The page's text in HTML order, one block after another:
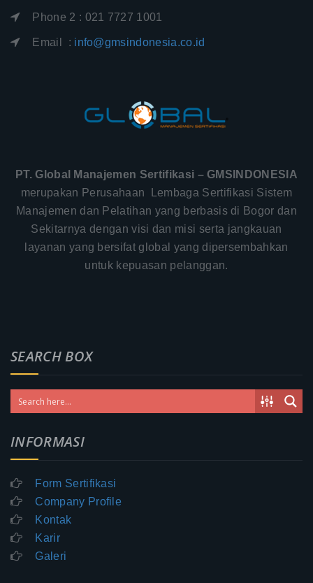
Phone 2 : 021 7727 1001
Email : info@gmsindonesia.co.id
PT. Global Manajemen Sertifikasi – GMSINDONESIA
merupakan Perusahaan Lembaga Sertifikasi Sistem
Manajemen dan Pelatihan yang berbasis di Bogor dan
Sekitarnya dengan visi dan misi serta jangkauan
layanan yang bersifat global yang dipersembahkan
untuk kepuasan pelanggan.
SEARCH BOX
INFORMASI
Form Sertifikasi
Company Profile
Kontak
Karir
Galeri